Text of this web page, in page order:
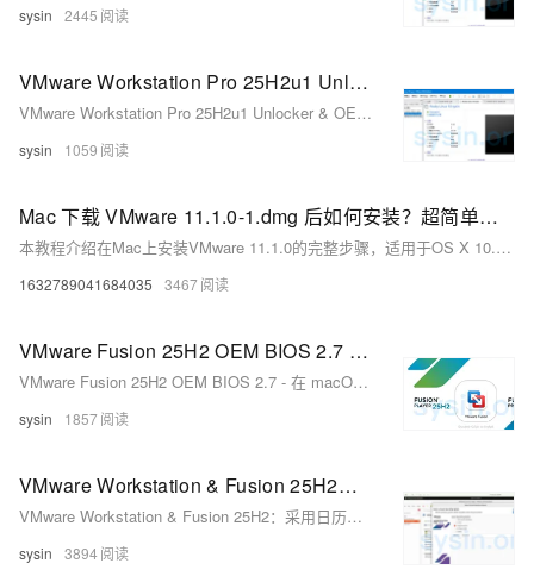
sysin 2445
VMware Workstation Pro 25H2u1 Unlocker & OEM BIOS 2.7 - 在 Windows 和 Linux 上运行 macOS Tahoe
VMware Workstation Pro 25H2u1 Unlocker & OEM BIOS 2.7 for Windows & Linux - 在 Windows 和 Linux 上运行 macOS Tahoe
sysin 1059
Mac 下载 VMware 11.1.0-1.dmg 后如何安装？超简单教程(附安装包)
本教程介绍在Mac上安装VMware 11.1.0的完整步骤，适用于OS X 10.8-10.10系统。包括版本兼容性确认、安装包下载、拖拽安装方法及首次运行时的“无法验证开发者”问题解决。若系统为macOS 11及以上，建议使用更新版本的VMware Fusion。安装后可正常创建和运行虚拟机。
1632789041684035 3467
VMware Fusion 25H2 OEM BIOS 2.7 - 在 macOS 中运行 Windows 虚拟机的最佳方式
VMware Fusion 25H2 OEM BIOS 2.7 - 在 macOS 中运行 Windows 虚拟机的最佳方式
sysin 1857
VMware Workstation & Fusion 25H2：采用日历版本命名与全新功能
VMware Workstation & Fusion 25H2：采用日历版本命名与全新功能
sysin 3894